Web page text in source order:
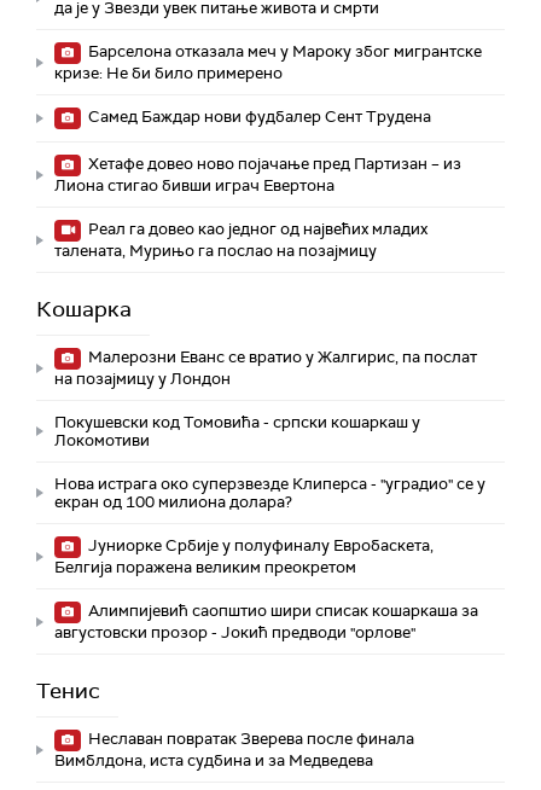
да је у Звезди увек питање живота и смрти
Барселона отказала меч у Мароку због мигрантске
кризе: Не би било примерено
Самед Баждар нови фудбалер Сент Трудена
Хетафе довео ново појачање пред Партизан – из
Лиона стигао бивши играч Евертона
Реал га довео као једног од највећих младих
талената, Мурињо га послао на позајмицу
Кошарка
Малерозни Еванс се вратио у Жалгирис, па послат
на позајмицу у Лондон
Покушевски код Томовића - српски кошаркаш у
Локомотиви
Нова истрага око суперзвезде Клиперса - "уградио" се у
екран од 100 милиона долара?
Јуниорке Србије у полуфиналу Евробаскета,
Белгија поражена великим преокретом
Алимпијевић саопштио шири списак кошаркаша за
августовски прозор - Јокић предводи "орлове"
Тенис
Неславан повратак Зверева после финала
Вимблдона, иста судбина и за Медведева